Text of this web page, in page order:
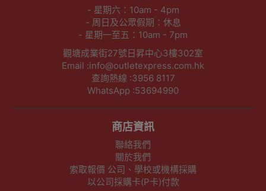
- 星期六：10am - 4pm
- 周日及公眾假期：休息
- 星期一至五：10am - 7pm
觀塘成業街27號日昇中心3樓302室
Email :info@outletexpress.com.hk
查詢熱線 :3956 8117
WhatsApp :53694990
商店資訊
聯絡我們
關於我們
索取報價 公司、學校或機構採購
以公司採購卡(P卡)付款